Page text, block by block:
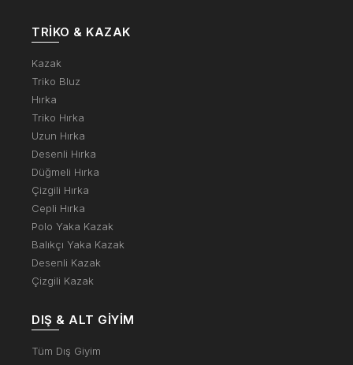
TRIKO & KAZAK
Kazak
Triko Bluz
Hırka
Triko Hırka
Uzun Hırka
Desenli Hırka
Düğmeli Hırka
Çizgili Hırka
Cepli Hırka
Polo Yaka Kazak
Balıkçı Yaka Kazak
Desenli Kazak
Çizgili Kazak
DIŞ & ALT GIYIM
Tüm Dış Giyim